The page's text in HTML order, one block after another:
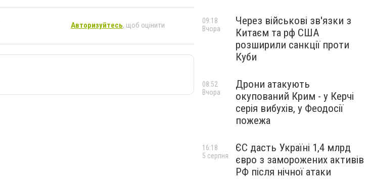
Авторизуйтесь, щоб оцінити
Через військові зв'язки з
Китаєм та рф США
розширили санкції проти
Куби
09:18
Вчора
Дрони атакують
окупований Крим - у Керчі
серія вибухів, у Феодосії
пожежа
08:52
Вчора
ЄС дасть Україні 1,4 млрд
євро з заморожених активів
РФ після нічної атаки
16:18
5 серпня